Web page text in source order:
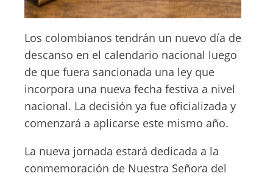
Los colombianos tendrán un nuevo día de
descanso en el calendario nacional luego
de que fuera sancionada una ley que
incorpora una nueva fecha festiva a nivel
nacional. La decisión ya fue oficializada y
comenzará a aplicarse este mismo año.
La nueva jornada estará dedicada a la
conmemoración de Nuestra Señora del